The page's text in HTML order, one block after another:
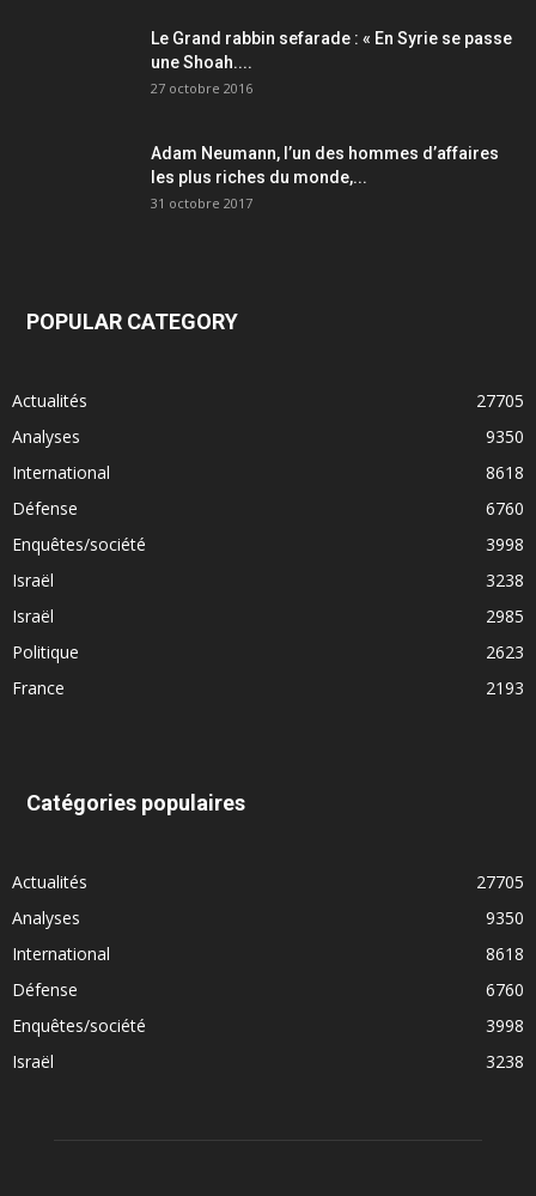
Le Grand rabbin sefarade : « En Syrie se passe
une Shoah....
27 octobre 2016
Adam Neumann, l’un des hommes d’affaires
les plus riches du monde,...
31 octobre 2017
POPULAR CATEGORY
Actualités
27705
Analyses
9350
International
8618
Défense
6760
Enquêtes/société
3998
Israël
3238
Israël
2985
Politique
2623
France
2193
Catégories populaires
Actualités
27705
Analyses
9350
International
8618
Défense
6760
Enquêtes/société
3998
Israël
3238